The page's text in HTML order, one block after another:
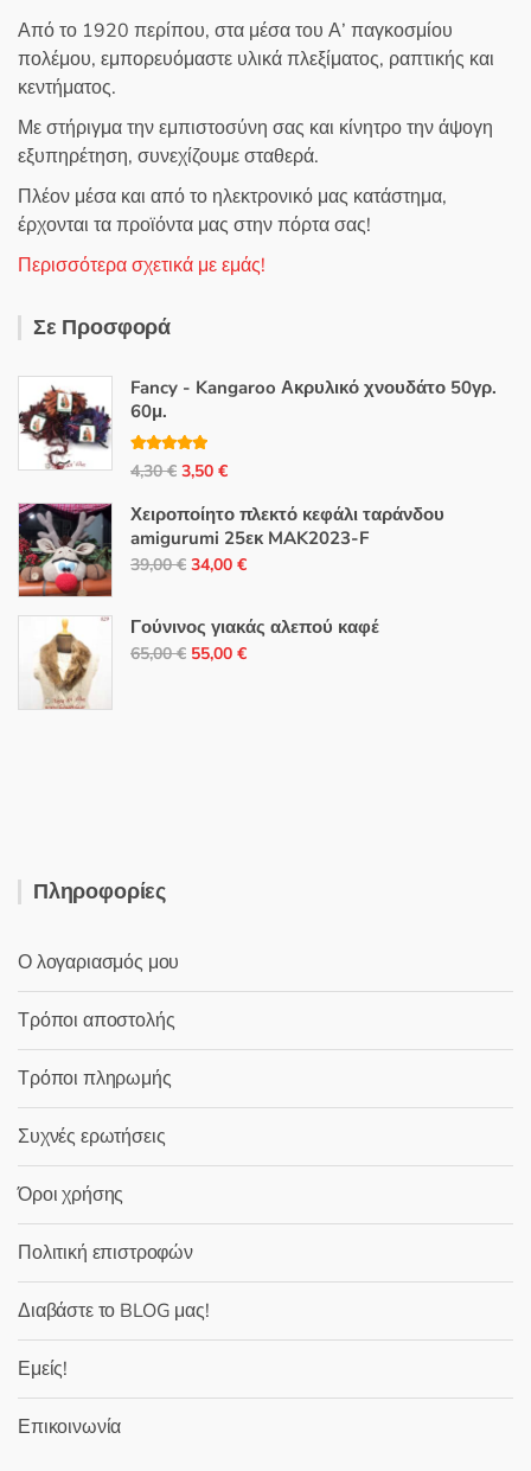
Από το 1920 περίπου, στα μέσα του Α’ παγκοσμίου
πολέμου, εμπορευόμαστε υλικά πλεξίματος, ραπτικής και
κεντήματος.
Με στήριγμα την εμπιστοσύνη σας και κίνητρο την άψογη
εξυπηρέτηση, συνεχίζουμε σταθερά.
Πλέον μέσα και από το ηλεκτρονικό μας κατάστημα,
έρχονται τα προϊόντα μας στην πόρτα σας!
Περισσότερα σχετικά με εμάς!
Σε Προσφορά
Fancy - Kangaroo Ακρυλικό χνουδάτο 50γρ.
60μ.
Βαθμολογή
θηκε με 5.00
4,30€ Original
was:
4,30 €.
3,50 €Η
τιμή
είναι:
Χειροποίητο πλεκτό κεφάλι ταράνδου
amigurumi 25εκ MAK2023-F
39,00€ Original
was:
39,00 €.
34,00 €Η
τιμή
είναι:
Γούνινος γιακάς αλεπού καφέ
65,00€ Original
55,00 €Η
Πληροφορίες
Ο λογαριασμός μου
Τρόποι αποστολής
Τρόποι πληρωμής
Συχνές ερωτήσεις
Όροι χρήσης
Πολιτική επιστροφών
Διαβάστε το BLOG μας!
Εμείς!
Επικοινωνία